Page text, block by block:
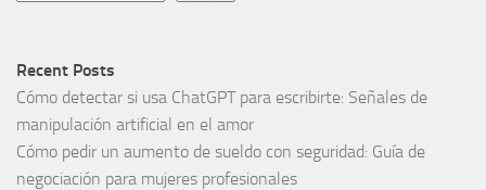
Recent Posts
Cómo detectar si usa ChatGPT para escribirte: Señales de
manipulación artificial en el amor
Cómo pedir un aumento de sueldo con seguridad: Guía de
negociación para mujeres profesionales